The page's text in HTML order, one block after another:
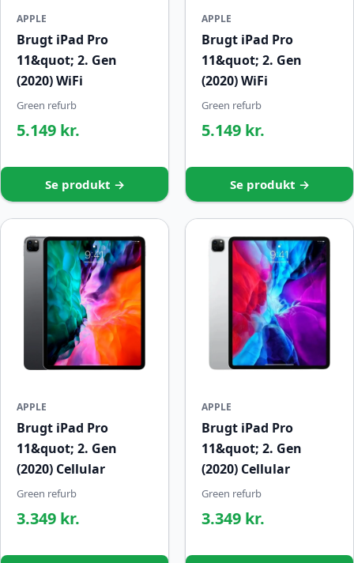
APPLE
Brugt iPad Pro
11&quot; 2. Gen
(2020) WiFi
Green refurb
5.149 kr.
Se produkt →
APPLE
Brugt iPad Pro
11&quot; 2. Gen
(2020) WiFi
Green refurb
5.149 kr.
Se produkt →
APPLE
Brugt iPad Pro
11&quot; 2. Gen
(2020) Cellular
Green refurb
3.349 kr.
APPLE
Brugt iPad Pro
11&quot; 2. Gen
(2020) Cellular
Green refurb
3.349 kr.